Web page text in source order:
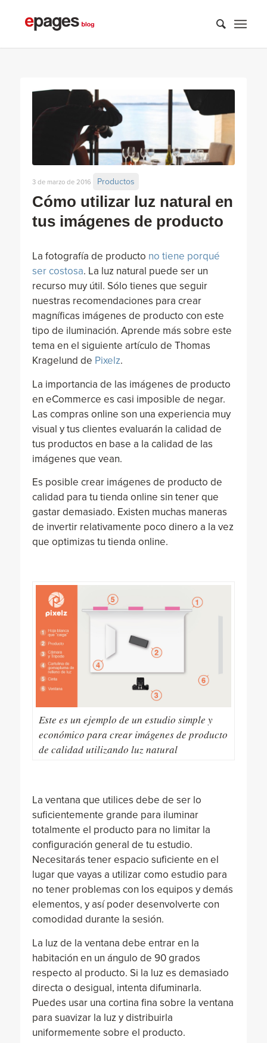
Cómo utilizar luz natural en
tus imágenes de producto
3 de marzo de 2016 Productos
La fotografía de producto no tiene porqué
ser costosa. La luz natural puede ser un
recurso muy útil. Sólo tienes que seguir
nuestras recomendaciones para crear
magníficas imágenes de producto con este
tipo de iluminación. Aprende más sobre este
tema en el siguiente artículo de Thomas
Kragelund de Pixelz.
La importancia de las imágenes de producto
en eCommerce es casi imposible de negar.
Las compras online son una experiencia muy
visual y tus clientes evaluarán la calidad de
tus productos en base a la calidad de las
imágenes que vean.
Es posible crear imágenes de producto de
calidad para tu tienda online sin tener que
gastar demasiado. Existen muchas maneras
de invertir relativamente poco dinero a la vez
que optimizas tu tienda online.
Este es un ejemplo de un estudio simple y
económico para crear imágenes de producto
de calidad utilizando luz natural
La ventana que utilices debe de ser lo
suficientemente grande para iluminar
totalmente el producto para no limitar la
configuración general de tu estudio.
Necesitarás tener espacio suficiente en el
lugar que vayas a utilizar como estudio para
no tener problemas con los equipos y demás
elementos, y así poder desenvolverte con
comodidad durante la sesión.
La luz de la ventana debe entrar en la
habitación en un ángulo de 90 grados
respecto al producto. Si la luz es demasiado
directa o desigual, intenta difuminarla.
Puedes usar una cortina fina sobre la ventana
para suavizar la luz y distribuirla
uniformemente sobre el producto.